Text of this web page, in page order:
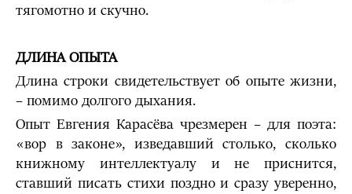
тягомотно и скучно.
ДЛИНА ОПЫТА
Длина строки свидетельствует об опыте жизни,
– помимо долгого дыхания.
Опыт Евгения Карасёва чрезмерен – для поэта:
«вор в законе», изведавший столько, сколько
книжному интеллектуалу и не приснится,
ставший писать стихи поздно и сразу уверенно,